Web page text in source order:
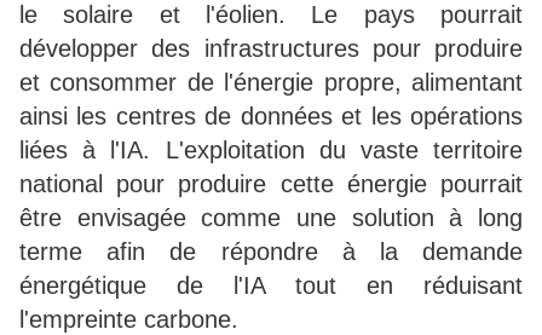
le solaire et l'éolien. Le pays pourrait
développer des infrastructures pour produire
et consommer de l'énergie propre, alimentant
ainsi les centres de données et les opérations
liées à l'IA. L'exploitation du vaste territoire
national pour produire cette énergie pourrait
être envisagée comme une solution à long
terme afin de répondre à la demande
énergétique de l'IA tout en réduisant
l'empreinte carbone.